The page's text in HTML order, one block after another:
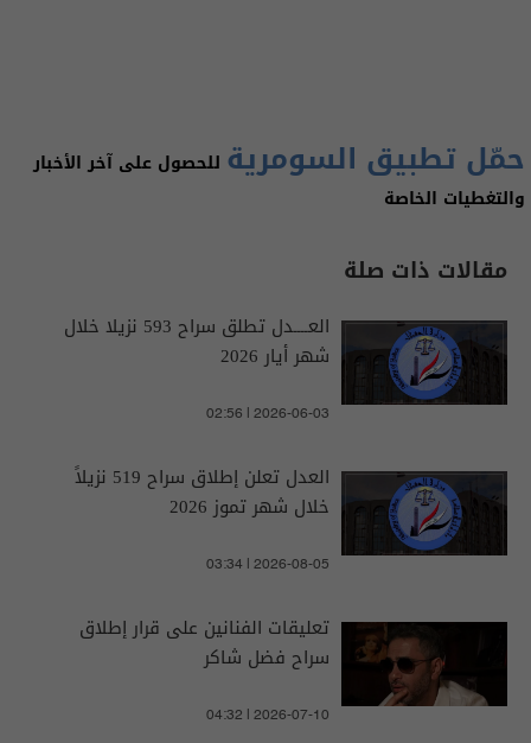
حمّل تطبيق السومرية للحصول على آخر الأخبار
والتغطيات الخاصة
مقالات ذات صلة
العــــدل تطلق سراح 593 نزيلا خلال
شهر أيار 2026
02:56 | 2026-06-03
العدل تعلن إطلاق سراح 519 نزيلاً
خلال شهر تموز 2026
03:34 | 2026-08-05
تعليقات الفنانين على قرار إطلاق
سراح فضل شاكر
04:32 | 2026-07-10